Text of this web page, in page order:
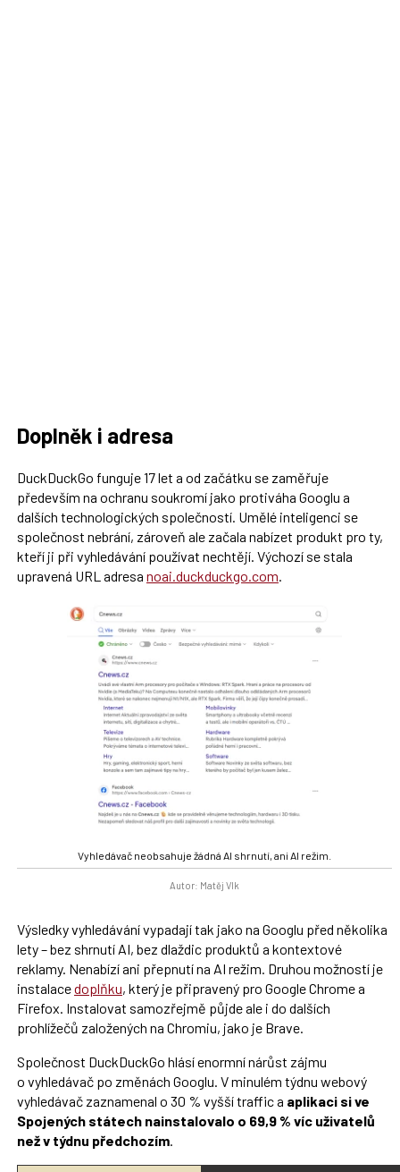
Doplněk i adresa
DuckDuckGo funguje 17 let a od začátku se zaměřuje
především na ochranu soukromí jako protiváha Googlu a
dalších technologických společností. Umělé inteligenci se
společnost nebrání, zároveň ale začala nabízet produkt pro ty,
kteří ji při vyhledávání používat nechtějí. Výchozí se stala
upravená URL adresa noai.duckduckgo.com.
Vyhledávač neobsahuje žádná AI shrnutí, ani AI režim.
Autor: Matěj Vlk
Výsledky vyhledávání vypadají tak jako na Googlu před několika
lety – bez shrnutí AI, bez dlaždic produktů a kontextové
reklamy. Nenabízí ani přepnutí na AI režim. Druhou možností je
instalacedoplňku, který je připravený pro Google Chrome a
Firefox. Instalovat samozřejmě půjde ale i do dalších
prohlížečů založených na Chromiu, jako je Brave.
Společnost DuckDuckGo hlásí enormní nárůst zájmu
o vyhledávač po změnách Googlu. V minulém týdnu webový
vyhledávač zaznamenal o 30 % vyšší traffic a aplikaci si ve
Spojených státech nainstalovalo o 69,9 % víc uživatelů
než v týdnu předchozím.